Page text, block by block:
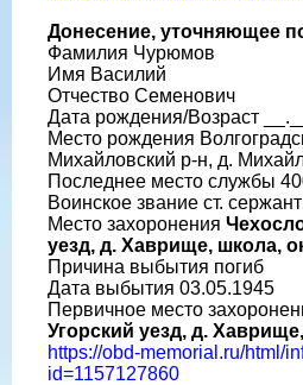
Донесение, уточняющее
Фамилия Чурюмов
Имя Василий
Отчество Семенович
Дата рождения/Возраст
Место рождения
Михайловский р-н, д.
Последнее место службы
Воинское звание ст. сержант
Место захоронения
уезд, д. Хаврище, школа,
Причина выбытия погиб
Дата выбытия 03.05.1945
Первичное место
Угорский уезд, д.
https://obd-memorial.ru/html/
id=1157127860